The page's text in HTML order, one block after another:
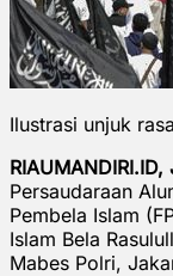
Ilustrasi unjuk
RIAUMANDIRI.ID,
Persaudaraan
Pembela Islam
Islam Bela
Mabes Polri,